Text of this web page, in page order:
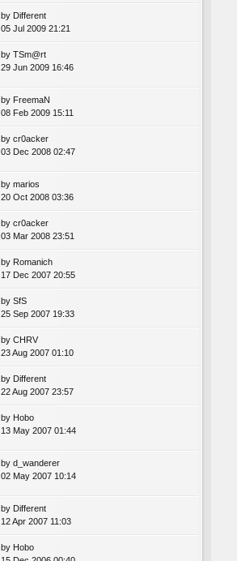
by Different
05 Jul 2009 21:21
by TSm@rt
29 Jun 2009 16:46
by FreemaN
08 Feb 2009 15:11
by cr0acker
03 Dec 2008 02:47
by marios
20 Oct 2008 03:36
by cr0acker
03 Mar 2008 23:51
by Romanich
17 Dec 2007 20:55
by SfS
25 Sep 2007 19:33
by CHRV
23 Aug 2007 01:10
by Different
22 Aug 2007 23:57
by Hobo
13 May 2007 01:44
by d_wanderer
02 May 2007 10:14
by Different
12 Apr 2007 11:03
by Hobo